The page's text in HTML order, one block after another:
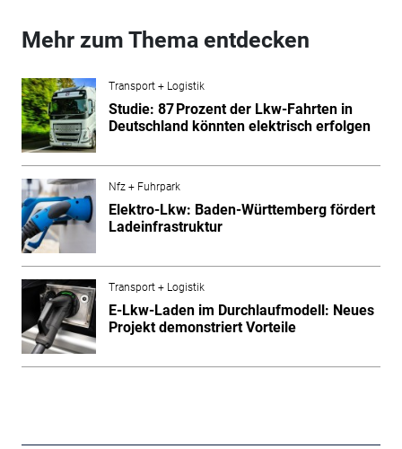
Mehr zum Thema entdecken
Transport + Logistik
Studie: 87 Prozent der Lkw-Fahrten in
Deutschland könnten elektrisch erfolgen
Nfz + Fuhrpark
Elektro-Lkw: Baden-Württemberg fördert
Ladeinfrastruktur
Transport + Logistik
E-Lkw-Laden im Durchlaufmodell: Neues
Projekt demonstriert Vorteile